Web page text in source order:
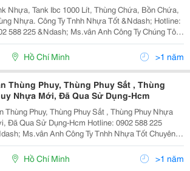
Nhựa, Tank Ibc 1000 Lít, Thùng Chứa, Bồn Chứa,
Ty Tnhh Nhựa Tốt &Ndash; Hotline:
588 225 &Ndash; Ms.vân Anh Công Ty Chúng Tôi
Cung Cấp Sỉ Và Lẻ Tank Nhựa Ibc 1000 Lít Với
Thông Tin Như Sau: Thùng Nhựa 100
Hồ Chí Minh >1 năm
Thùng Phuy, Thùng Phuy Sắt , Thùng
Nhựa Mới, Đã Qua Sử Dụng-Hcm
Thùng Phuy, Thùng Phuy Sắt , Thùng Phuy Nhựa
Qua Sử Dụng-Hcm Hotline: 0902 588 225
Anh Công Ty Tnhh Nhựa Tốt Chuyên: -
Cấp Các Loại Thùng Phuy Sắt , Thùng Phuy Nhựa
- Cung Cấp Vỏ Thùng Phuy Sắt, Thùng Phu
Hồ Chí Minh >1 năm